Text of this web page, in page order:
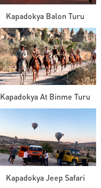
Kapadokya Balon Turu
Kapadokya At Binme Turu
Kapadokya Jeep Safari